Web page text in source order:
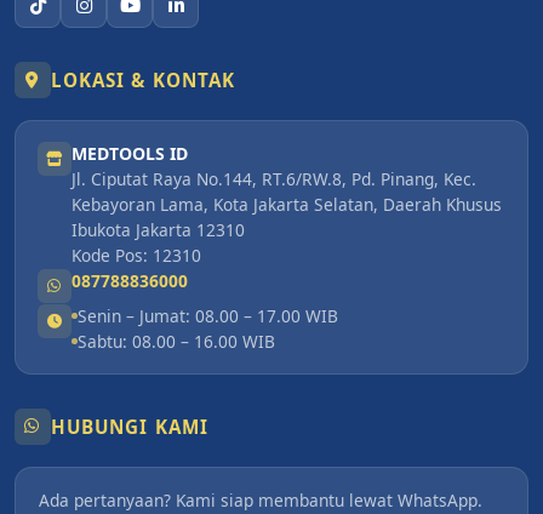
LOKASI & KONTAK
MEDTOOLS ID
Jl. Ciputat Raya No.144, RT.6/RW.8, Pd. Pinang, Kec.
Kebayoran Lama, Kota Jakarta Selatan, Daerah Khusus
Ibukota Jakarta 12310
Kode Pos: 12310
087788836000
Senin – Jumat: 08.00 – 17.00 WIB
Sabtu: 08.00 – 16.00 WIB
HUBUNGI KAMI
Ada pertanyaan? Kami siap membantu lewat WhatsApp.